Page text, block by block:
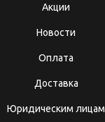
Акции
Новости
Оплата
Доставка
Юридическим лицам